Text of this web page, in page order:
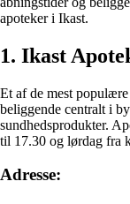
apoteker i Ikast.
1. Ikast
Et af de mest
beliggende centralt i
sundhedsprodukter.
til 17.30 og lørdag fra
Adresse: